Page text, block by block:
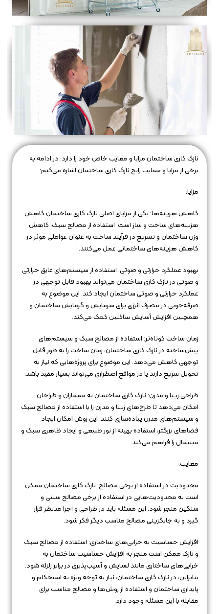
نازک کاری ساختمان مزایا و معایب خاص خود را دارد. در ادامه به
برخی از مزایا و معایب رایج نازک کاری ساختمان اشاره می‌کنم:
مزایا:
کاهش هزینه‌ها: یکی از مزایای اصلی نازک کاری ساختمان کاهش
هزینه‌های ساخت و ساز است. استفاده از مصالح سبک، کاهش
وزن ساختمان و تسریع در فرآیند ساخت به عنوان عواملی موثر در
کاهش هزینه‌های ساختمانی عمل می‌کنند.
بهبود عملکرد حرارتی و صوتی: استفاده از سیستم‌های عایق حرارتی
و صوتی در نازک کاری ساختمان می‌تواند بهبود قابل توجهی در
عملکرد حرارتی و صوتی ساختمان ایجاد کند. این موضوع به
صرفه‌جویی در مصرف انرژی برای سرمایش و گرمایش ساختمان و
همچنین افزایش آسایش ساکنین کمک می‌کند.
زمان ساخت کوتاه‌تر: استفاده از مصالح سبک و سیستم‌های
پیش‌ساخته در نازک کاری ساختمان، زمان ساخت را به طور قابل
توجهی کاهش می‌دهد. این موضوع برای پروژه‌هایی که نیاز به
تحویل سریع دارند یا در مواقع اضطراری می‌تواند بسیار مفید باشد.
طراحی زیبا و مدرن: نازک کاری ساختمان به معماران و طراحان
امکان می‌دهد تا طرح‌های زیبا و مدرن را با استفاده از مصالح سبک
و سیستم‌های مدرن پیاده‌سازی کنند. این روش امکان ایجاد
فضاهای بزرگتر، استفاده بهینه از نور طبیعی و ایجاد ظاهری سبک و
مینیمال را فراهم می‌کند.
معایب:
محدودیت در استفاده از برخی مصالح: نازک کاری ساختمان ممکن
است به محدودیت‌هایی در استفاده از برخی مصالح سنتی و
سنگین منجر شود. این مسئله باید در طراحی و اجرا مدنظر قرار
گیرد و به جایگزینی مصالح مناسب دیگر فکر شود.
افزایش حساسیت به خرابی‌های ساختاری: استفاده از مصالح سبک
و نازک ممکن است منجر به افزایش حساسیت ساختمان به
خرابی‌های ساختاری مانند لسایش و آسیب‌پذیری در برابر زلزله شود.
بنابراین، در نازک کاری ساختمان، نیاز به توجه ویژه به استحکام و
پایداری ساختمان و استفاده از روش‌ها و مصالح مناسب برای
مقابله با این مسئله وجود دارد.